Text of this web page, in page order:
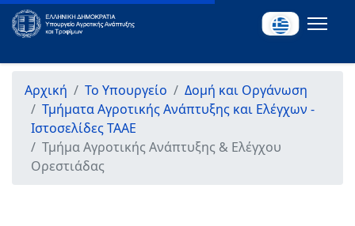
Αρχική Το Υπουργείο
Δομή και Οργάνωση
Τμήματα Αγροτικής Ανάπτυξης και Ελέγχων -
Ιστοσελίδες ΤΑΑΕ
Τμήμα Αγροτικής Ανάπτυξης & Ελέγχου
Ορεστιάδας